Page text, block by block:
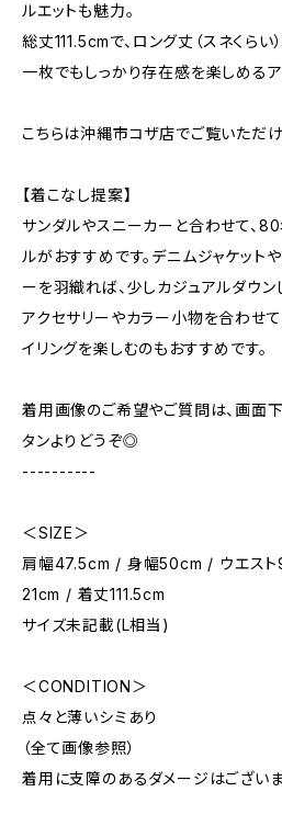
ルエットも魅力。
総丈111.5cmで、ロング丈（スネくらい
一枚でもしっかり存在感を楽しめるア
こちらは沖縄市コザ店でご覧いただけ
【着こなし提案】
サンダルやスニーカーと合わせて、
ルがおすすめです。デニムジャケット
ーを羽織れば、少しカジュアルダウン
アクセサリーやカラー小物を合わせ
イリングを楽しむのもおすすめです。
着用画像のご希望やご質問は、画面下
タンよりどうぞ◎
----------
＜SIZE＞
肩幅47.5cm / 身幅50cm / ウエス
21cm / 着丈111.5cm
サイズ未記載(L相当)
＜CONDITION＞
点々と薄いシミあり
（全て画像参照）
着用に支障のあるダメージはございま